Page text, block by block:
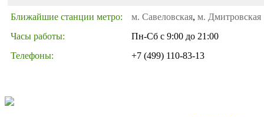
Ближайшие станции метро: м. Савеловская, м. Дмитровская
Часы работы:
Пн-Сб с 9:00 до 21:00
Телефоны:
+7 (499) 110-83-13